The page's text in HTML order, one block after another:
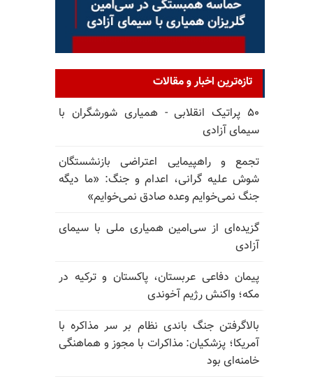
تازه‌ترین اخبار و مقالات
۵۰ پراتیک انقلابی - همیاری شورشگران با
سیمای آزادی
تجمع و راهپیمایی اعتراضی بازنشستگان
شوش علیه گرانی، اعدام و جنگ: «ما دیگه
جنگ نمی‌خوایم وعده صادق نمی‌خوایم»
گزیده‌ای از سی‌امین همیاری ملی با سیمای
آزادی
پیمان دفاعی عربستان، پاکستان و ترکیه در
مکه؛ واکنش رژیم آخوندی
بالا‌گرفتن جنگ باندی نظام بر سر مذاکره با
آمریکا؛ پزشکیان: مذاکرات با مجوز و هماهنگی
خامنه‌ای بود